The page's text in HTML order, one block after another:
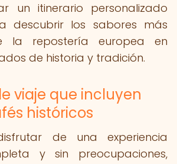
un itinerario personalizado
descubrir los sabores más
la repostería europea en
de historia y tradición.
viaje que incluyen
históricos
de una experiencia
y sin preocupaciones,